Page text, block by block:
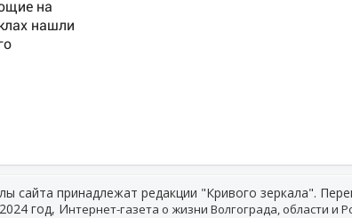
на
нашли
сайта принадлежат редакции "Кривого зеркала".
год, Интернет-газета о жизни Волгограда, области и